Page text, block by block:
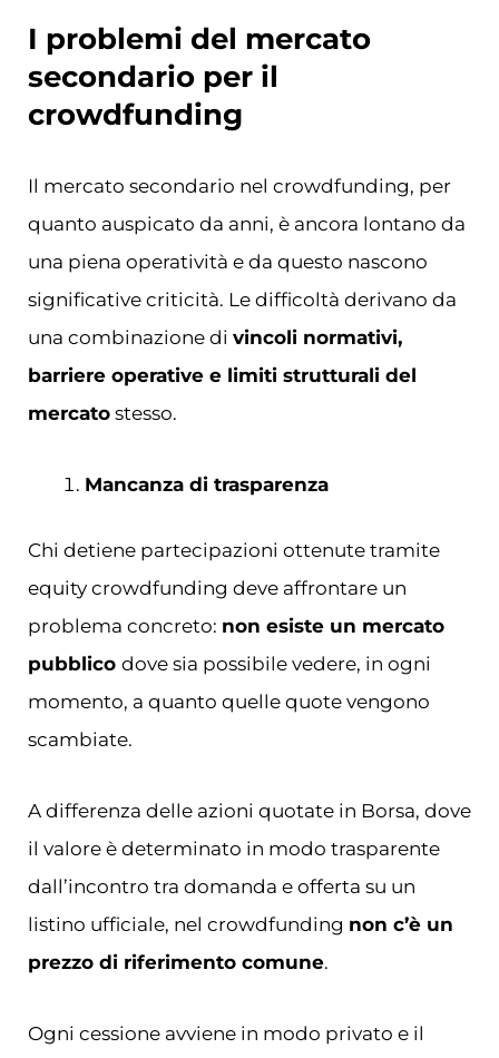
I problemi del mercato
secondario per il
crowdfunding
Il mercato secondario nel crowdfunding, per
quanto auspicato da anni, è ancora lontano da
una piena operatività e da questo nascono
significative criticità. Le difficoltà derivano da
una combinazione di vincoli normativi,
barriere operative e limiti strutturali del
mercato stesso.
Mancanza di trasparenza
Chi detiene partecipazioni ottenute tramite
equity crowdfunding deve affrontare un
problema concreto: non esiste un mercato
pubblico dove sia possibile vedere, in ogni
momento, a quanto quelle quote vengono
scambiate.
A differenza delle azioni quotate in Borsa, dove
il valore è determinato in modo trasparente
dall’incontro tra domanda e offerta su un
listino ufficiale, nel crowdfunding non c’è un
prezzo di riferimento comune.
Ogni cessione avviene in modo privato e il